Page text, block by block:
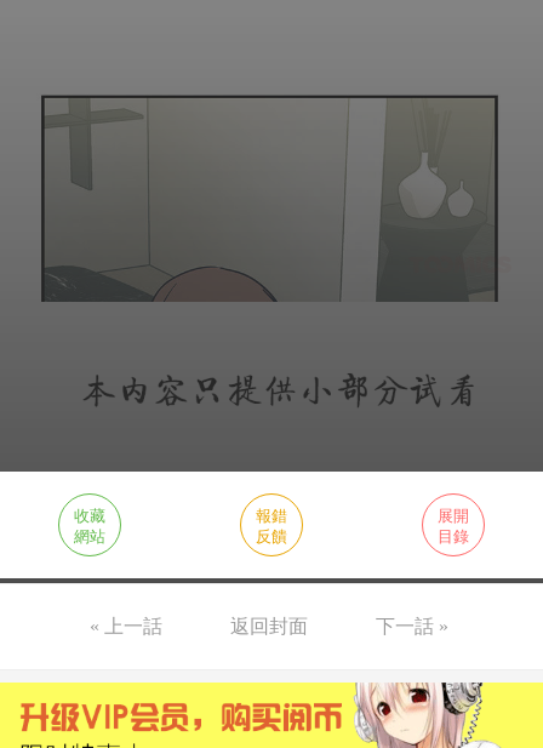
收藏
網站
報錯
反饋
展開
目錄
« 上一話 返回封面 下一話 »